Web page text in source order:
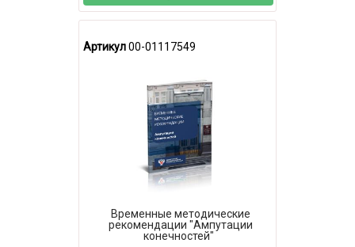
Артикул00-01117549
Временные методические
рекомендации "Ампутации
конечностей"